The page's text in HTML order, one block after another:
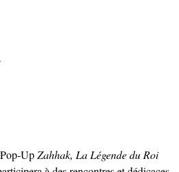
Up Zahhak, La Légende du Roi